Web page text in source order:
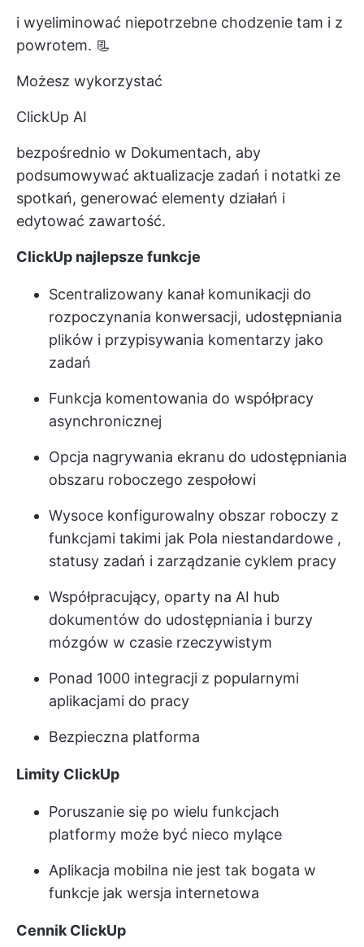
i wyeliminować niepotrzebne chodzenie tam i z
powrotem. 📃
Możesz wykorzystać
ClickUp AI
bezpośrednio w Dokumentach, aby
podsumowywać aktualizacje zadań i notatki ze
spotkań, generować elementy działań i
edytować zawartość.
ClickUp najlepsze funkcje
Scentralizowany kanał komunikacji do
rozpoczynania konwersacji, udostępniania
plików i przypisywania komentarzy jako
zadań
Funkcja komentowania do współpracy
asynchronicznej
Opcja nagrywania ekranu do udostępniania
obszaru roboczego zespołowi
Wysoce konfigurowalny obszar roboczy z
funkcjami takimi jak Pola niestandardowe ,
statusy zadań i zarządzanie cyklem pracy
Współpracujący, oparty na AI hub
dokumentów do udostępniania i burzy
mózgów w czasie rzeczywistym
Ponad 1000 integracji z popularnymi
aplikacjami do pracy
Bezpieczna platforma
Limity ClickUp
Poruszanie się po wielu funkcjach
platformy może być nieco mylące
Aplikacja mobilna nie jest tak bogata w
funkcje jak wersja internetowa
Cennik ClickUp